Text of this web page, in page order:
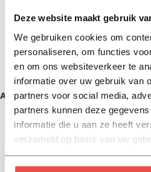
Deze website maakt gebruik
We gebruiken cookies om
personaliseren, om functies
en om ons websiteverkeer te
informatie over uw gebruik van
partners voor social media,
partners kunnen deze
informatie die u aan ze heeft
verzameld op basis van uw
Delen
Aanbevolen producten
Zojuist bekeken